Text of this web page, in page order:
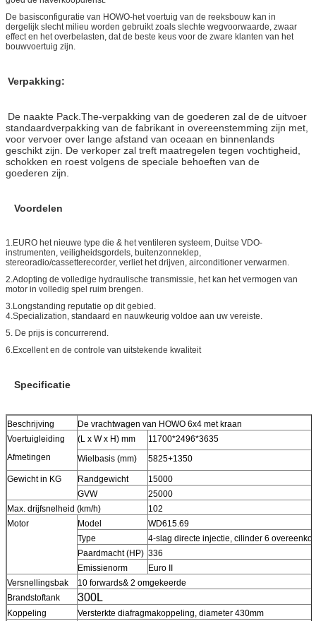
De basisconfiguratie van HOWO-het voertuig van de reeksbouw kan in
dergelijk slecht milieu worden gebruikt zoals slechte wegvoorwaarde, zwaar
effect en het overbelasten, dat de beste keus voor de zware klanten van het
bouwvoertuig zijn.
Verpakking:
De naakte Pack.The-verpakking van de goederen zal de de uitvoer
standaardverpakking van de fabrikant in overeenstemming zijn met,
voor vervoer over lange afstand van oceaan en binnenlands
geschikt zijn. De verkoper zal treft maatregelen tegen vochtigheid,
schokken en roest volgens de speciale behoeften van de
goederen zijn.
Voordelen
1.EURO het nieuwe type die & het ventileren systeem, Duitse VDO-
instrumenten, veiligheidsgordels, buitenzonneklep,
stereoradio/cassetterecorder, verliet het drijven, airconditioner verwarmen.
2.Adopting de volledige hydraulische transmissie, het kan het vermogen van
motor in volledig spel ruim brengen.
3.Longstanding reputatie op dit gebied.
4.Specialization, standaard en nauwkeurig voldoe aan uw vereiste.
5. De prijs is concurrerend.
6.Excellent en de controle van uitstekende kwaliteit
Specificatie
Beschrijving
De vrachtwagen van HOWO 6x4 met kraan
Voertuigleiding
Afmetingen
(L x W x H) mm
11700*2496*3635
Wielbasis (mm)
5825+1350
Gewicht in KG Randgewicht
15000
GVW
25000
Max. drijfsnelheid (km/h)
102
Motor
Model
WD615.69
Type
4-slag directe injectie, cilinder 6
Paardmacht (HP) 336
Emissienorm
Euro II
Versnellingsbak
10 forwards& 2 omgekeerde
Brandstoftank
300L
Koppeling
Versterkte diafragmakoppeling, diameter 430mm